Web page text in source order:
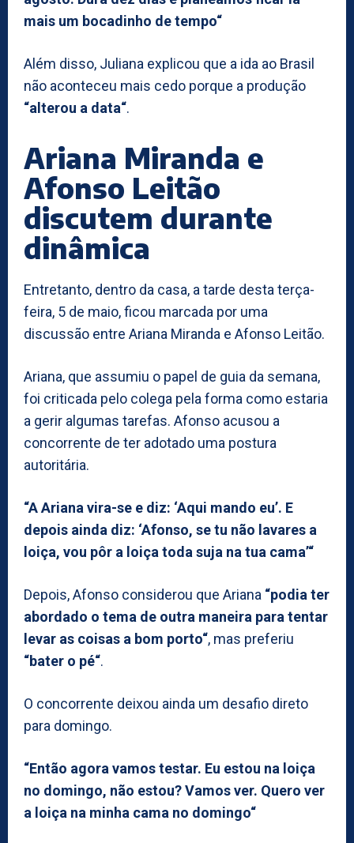
mais um bocadinho de tempo“
Além disso, Juliana explicou que a ida ao Brasil
não aconteceu mais cedo porque a produção
“alterou a data“.
Ariana Miranda e
Afonso Leitão
discutem durante
dinâmica
Entretanto, dentro da casa, a tarde desta terça-
feira, 5 de maio, ficou marcada por uma
discussão entre Ariana Miranda e Afonso Leitão.
Ariana, que assumiu o papel de guia da semana,
foi criticada pelo colega pela forma como estaria
a gerir algumas tarefas. Afonso acusou a
concorrente de ter adotado uma postura
autoritária.
“A Ariana vira-se e diz: ‘Aqui mando eu’. E
depois ainda diz: ‘Afonso, se tu não lavares a
loiça, vou pôr a loiça toda suja na tua cama’“
Depois, Afonso considerou que Ariana “podia ter
abordado o tema de outra maneira para tentar
levar as coisas a bom porto“, mas preferiu
“bater o pé“.
O concorrente deixou ainda um desafio direto
para domingo.
“Então agora vamos testar. Eu estou na loiça
no domingo, não estou? Vamos ver. Quero ver
a loiça na minha cama no domingo“